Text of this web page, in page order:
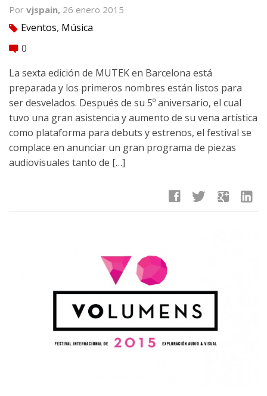
Por vjspain, 26 enero 2015
tag Eventos, Música
comment 0
La sexta edición de MUTEK en Barcelona está
preparada y los primeros nombres están listos para
ser desvelados. Después de su 5º aniversario, el cual
tuvo una gran asistencia y aumento de su vena artística
como plataforma para debuts y estrenos, el festival se
complace en anunciar un gran programa de piezas
audiovisuales tanto de […]
facebook twitter google linkedin